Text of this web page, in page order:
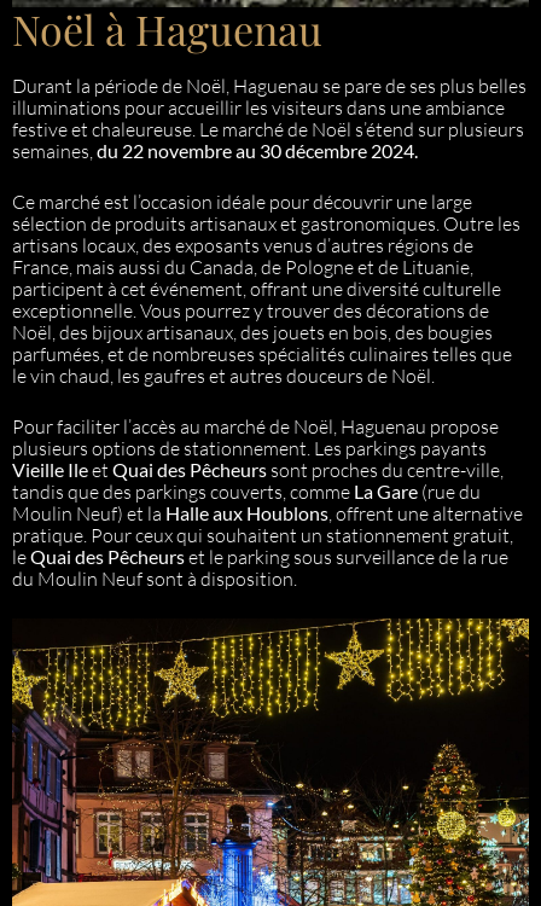
Noël à Haguenau
Durant la période de Noël, Haguenau se pare de ses plus belles
illuminations pour accueillir les visiteurs dans une ambiance
festive et chaleureuse. Le marché de Noël s’étend sur plusieurs
semaines,du 22 novembre au 30 décembre 2024.
Ce marché est l’occasion idéale pour découvrir une large
sélection de produits artisanaux et gastronomiques. Outre les
artisans locaux, des exposants venus d’autres régions de
France, mais aussi du Canada, de Pologne et de Lituanie,
participent à cet événement, offrant une diversité culturelle
exceptionnelle. Vous pourrez y trouver des décorations de
Noël, des bijoux artisanaux, des jouets en bois, des bougies
parfumées, et de nombreuses spécialités culinaires telles que
le vin chaud, les gaufres et autres douceurs de Noël.
Pour faciliter l’accès au marché de Noël, Haguenau propose
plusieurs options de stationnement. Les parkings payants
Vieille Ileet Quai des Pêcheurs sont proches du centre-ville,
tandis que des parkings couverts, comme La Gare (rue du
Moulin Neuf) et la Halle aux Houblons, offrent une alternative
pratique. Pour ceux qui souhaitent un stationnement gratuit,
leQuai des Pêcheurset le parking sous surveillance de la rue
du Moulin Neuf sont à disposition.